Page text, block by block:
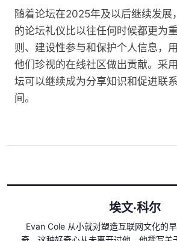
随着论坛在2025年及以后继续发展
的论坛礼仪比以往任何时候都更为
则、建设性参与和保护个人信息，
他们珍视的在线社区做出贡献。采
坛可以继续成为分享知识和促进联
间。
埃文·科尔
Evan Cole 从小就对塑造互联网文化的